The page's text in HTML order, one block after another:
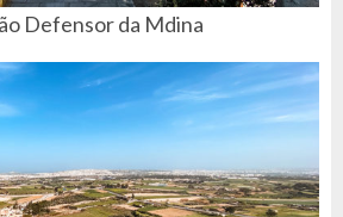
Defensor da Mdina